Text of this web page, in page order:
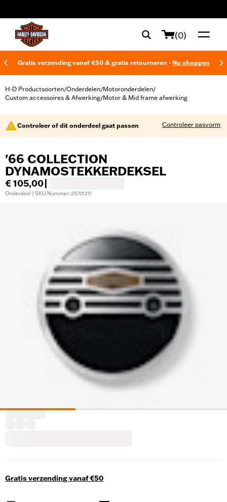
(0)
Gratis verzending vanaf €50 & gratis retourneren - Nu shoppen
H-D Productsoorten/Onderdelen/Motoronderdelen/
Custom accessoires & Afwerking/Motor & Mid frame afwerking
Controleer of dit onderdeel gaat passen Controleer pasvorm
'66 COLLECTION
DYNAMOSTEKKERDEKSEL
€ 105,00
Onderdeel | SKU Nummer: 25701211
Gratis verzending vanaf €50